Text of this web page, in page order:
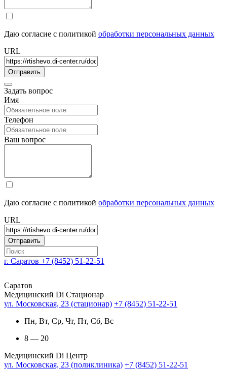
Даю согласие с политикой обработки персональных данных
URL
Задать вопрос
Имя
Телефон
Ваш вопрос
Даю согласие с политикой обработки персональных данных
URL
г. Саратов +7 (8452) 51-22-51
Саратов
Медицинский Di Стационар
ул. Московская, 23 (стационар) +7 (8452) 51-22-51
Пн, Вт, Ср, Чт, Пт, Сб, Вс
8 — 20
Медицинский Di Центр
ул. Московская, 23 (поликлиника) +7 (8452) 51-22-51